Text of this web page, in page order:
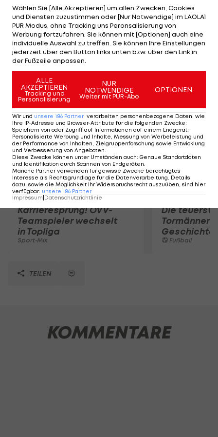
werden sehr viel Freude mit ihm haben", so der
Coach. Sylvester sammelte letzte Saison in der
AHL für Abbotsford in 62 Einsätzen 23
Scorerpunkte. Weiters verlängern die Caps den
Vertrag mit dem 22-jährigen Verteidiger Peter
Schweda um ein Jahr.
Mehr zum Thema
Karrieresprung! ÖVV-
Teamspieler wechselt
in Topliga
Sport-Mix
Die
Tormänner
Geschichte
Fußball
TEILEN
KOMMENTARE
Wählen Sie [Alle Akzeptieren] um allen Zwecken, Cookies
und Diensten zuzustimmen oder [Nur Notwendige] im LAOLA1
PUR Modus, ohne Tracking uns Peronsalisierung von
Werbung fortzufahren. Sie können mit [Optionen] auch eine
individuelle Auswahl zu treffen. Sie können Ihre Einstellungen
jederzeit über den Button links unten bzw. über den Link in
der Fußzeile anpassen.
ALLE
AKZEPTIEREN
Tracking und
Personalisierung
NUR
NOTWENDIGE
Weiter mit PUR-Abo
OPTIONEN
Wir und unsere 186 Partner verarbeiten personenbezogene Daten, wie
Ihre IP-Adresse und Browser-Attribute für die folgenden Zwecke:
Speichern von oder Zugriff auf Informationen auf einem Endgerät;
Personalisierte Werbung und Inhalte, Messung von Werbeleistung und
der Performance von Inhalten, Zielgruppenforschung sowie Entwicklung
und Verbesserung von Angeboten.
Diese Zwecke können unter Umständen auch: Genaue Standortdaten
und Identifikation durch Scannen von Endgeräten.
Manche Partner verwenden für gewisse Zwecke berechtigtes
Interesse als Rechtsgrundlage für die Datenverarbeitung. Details
dazu, sowie die Möglichkeit Ihr Widerspruchsrecht auszuüben, sind hier
verfügbar: unsere 186 Partner
Impressum Datenschutzrichtlinie